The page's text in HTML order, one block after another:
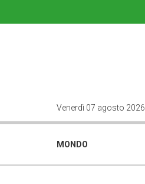
Venerdì 07 agosto 2026
MONDO